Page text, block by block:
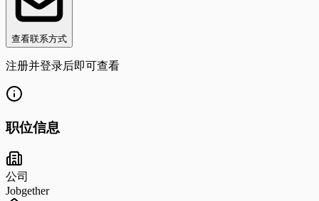
查看联系方式
注册并登录后即可查看
职位信息
公司
Jobgether